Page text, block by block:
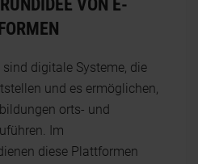
VON E-
digitale Systeme, die
und es ermöglichen,
orts- und
Im
diese Plattformen